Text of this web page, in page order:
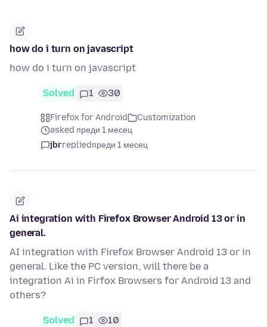
how do i turn on javascript
how do i turn on javascript
Solved 1 30
Firefox for Android
Customization
asked преди 1 месец
jbrrepliedпреди 1 месец
Ai integration with Firefox Browser Android 13 or in
general.
AI integration with Firefox Browser Android 13 or in
general. Like the PC version, will there be a
integration Ai in Firfox Browsers for Android 13 and
others?
Solved 1 10